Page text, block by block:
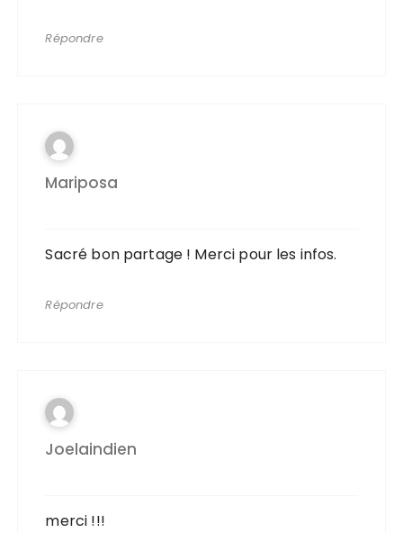
Répondre
Mariposa
Sacré bon partage ! Merci pour les infos.
Répondre
Joelaindien
merci !!!